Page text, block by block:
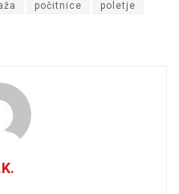
počitnice poletje